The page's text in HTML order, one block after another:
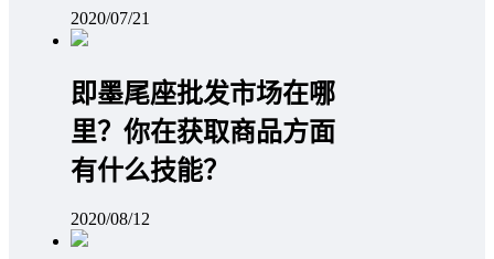
2020/07/21
即墨尾座批发市场在哪
里？你在获取商品方面
有什么技能？
2020/08/12